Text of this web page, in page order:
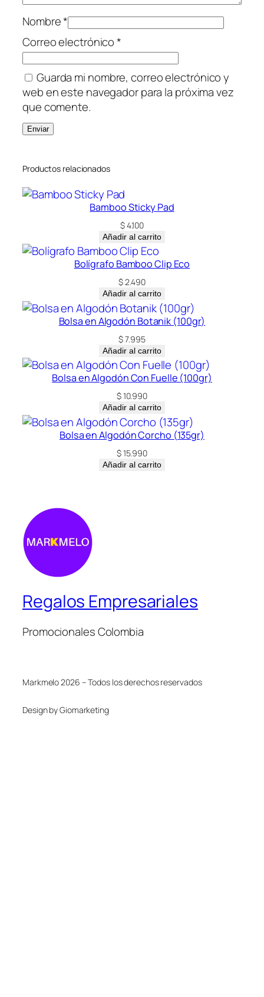
d
a
d
Nombre*
Correo electrónico*
Guarda mi nombre, correo electrónico y
web en este navegador para la próxima vez
que comente.
Productos relacionados
Bamboo Sticky Pad
$4.100
Añadir al carrito
Bolígrafo Bamboo Clip Eco
$2.490
Añadir al carrito
Bolsa en Algodón Botanik (100gr)
$7.995
Añadir al carrito
Bolsa en Algodón Con Fuelle (100gr)
$10.990
Añadir al carrito
Bolsa en Algodón Corcho (135gr)
$15.990
Añadir al carrito
Regalos Empresariales
Promocionales Colombia
Markmelo 2026 – Todos los derechos reservados
Design by Giomarketing